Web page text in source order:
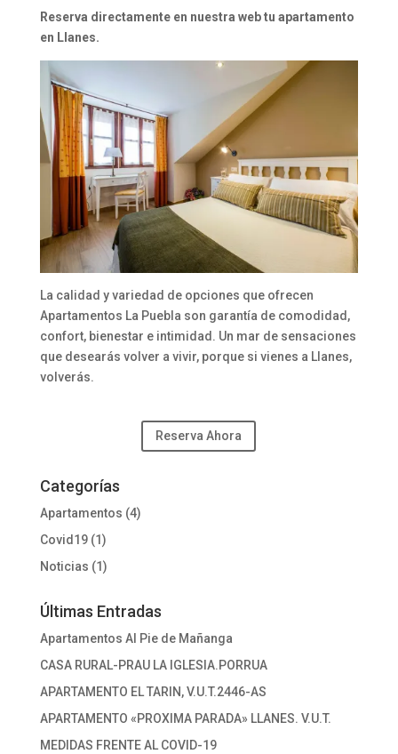
Reserva directamente en nuestra web tu apartamento
en Llanes.
La calidad y variedad de opciones que ofrecen
Apartamentos La Puebla son garantía de comodidad,
confort, bienestar e intimidad. Un mar de sensaciones
que desearás volver a vivir, porque si vienes a Llanes,
volverás.
Reserva Ahora
Categorías
Apartamentos (4)
Covid19(1)
Noticias (1)
Últimas Entradas
Apartamentos Al Pie de Mañanga
CASA RURAL-PRAU LA IGLESIA.PORRUA
APARTAMENTO EL TARIN, V.U.T.2446-AS
APARTAMENTO «PROXIMA PARADA» LLANES. V.U.T.
MEDIDAS FRENTE AL COVID-19